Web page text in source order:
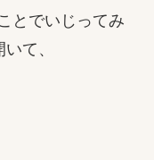
とでいじってみ
いて、